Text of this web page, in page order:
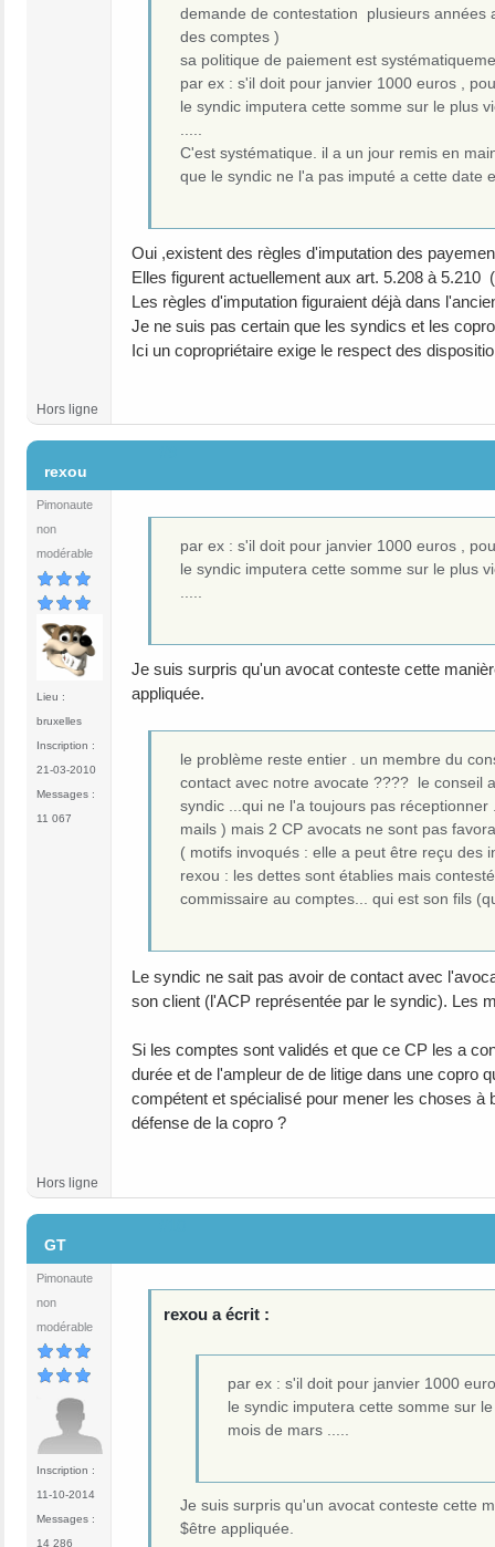
demande de contestation plusieurs
des comptes )
sa politique de paiement est
par ex : s'il doit pour janvier 1000 euros ,
le syndic imputera cette somme sur le plus
C'est systématique. il a un jour remis en
que le syndic ne l'a pas imputé a cette
Oui ,existent des règles d'imputation des
Elles figurent actuellement aux art. 5.208 à 5.210
Les règles d'imputation figuraient déjà dans
Je ne suis pas certain que les syndics et les
Ici un copropriétaire exige le respect des
Hors ligne
rexou
Pimonaute
non
modérable
Lieu :
bruxelles
Inscription :
21-03-2010
Messages :
11 067
par ex : s'il doit pour janvier 1000 euros ,
le syndic imputera cette somme sur le plus
Je suis surpris qu'un avocat conteste cette
appliquée.
le problème reste entier . un membre du
contact avec notre avocate ???? le conseil
syndic ...qui ne l'a toujours pas
mails ) mais 2 CP avocats ne sont pas
( motifs invoqués : elle a peut être reçu des
rexou : les dettes sont établies mais
commissaire au comptes... qui est son fils
Le syndic ne sait pas avoir de contact avec
son client (l'ACP représentée par le syndic). Les
Si les comptes sont validés et que ce CP les a
durée et de l'ampleur de de litige dans une copro
compétent et spécialisé pour mener les choses à
défense de la copro ?
Hors ligne
GT
Pimonaute
non
modérable
Inscription :
11-10-2014
Messages :
14 286
rexou a écrit :
par ex : s'il doit pour janvier 1000
le syndic imputera cette somme sur
mois de mars .....
Je suis surpris qu'un avocat conteste cette
$être appliquée.